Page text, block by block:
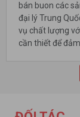
bán buon các
đại lý Trung
vụ chất lượng
cần thiết để
cũng cấp giá
bảo với mức